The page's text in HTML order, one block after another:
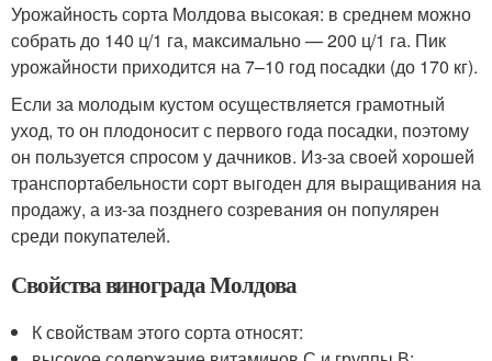
Урожайность сорта Молдова высокая: в среднем можно
собрать до 140 ц/1 га, максимально — 200 ц/1 га. Пик
урожайности приходится на 7–10 год посадки (до 170 кг).
Если за молодым кустом осуществляется грамотный
уход, то он плодоносит с первого года посадки, поэтому
он пользуется спросом у дачников. Из-за своей хорошей
транспортабельности сорт выгоден для выращивания на
продажу, а из-за позднего созревания он популярен
среди покупателей.
Свойства винограда Молдова
К свойствам этого сорта относят: